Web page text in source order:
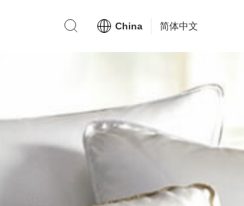
China 简体中文